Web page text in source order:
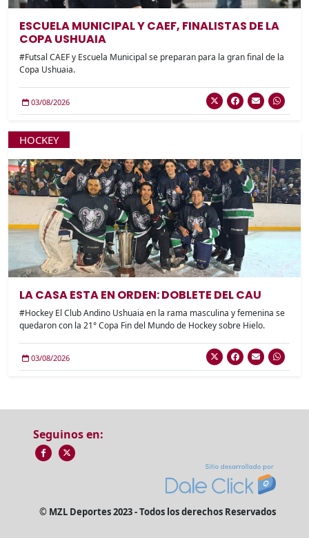
ESCUELA MUNICIPAL Y CAEF, FINALISTAS DE LA
COPA USHUAIA
#Futsal CAEF y Escuela Municipal se preparan para la gran final de la
Copa Ushuaia.
03/08/2026
HOCKEY
LA CASA ESTA EN ORDEN: DOBLETE DEL CAU
#Hockey El Club Andino Ushuaia en la rama masculina y femenina se
quedaron con la 21° Copa Fin del Mundo de Hockey sobre Hielo.
03/08/2026
Seguinos en:
© MZL Deportes 2023 - Todos los derechos Reservados